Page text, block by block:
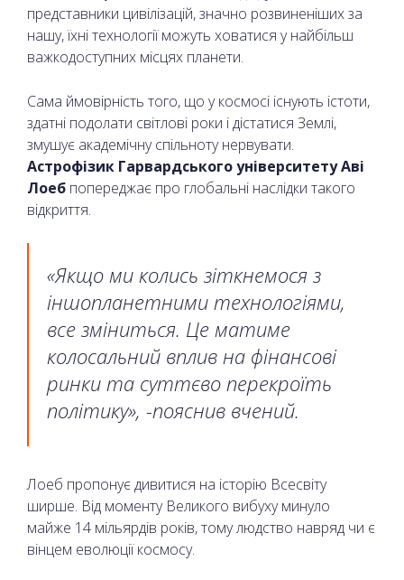
представники цивілізацій, значно розвиненіших за
нашу, їхні технології можуть ховатися у найбільш
важкодоступних місцях планети.
Сама ймовірність того, що у космосі існують істоти,
здатні подолати світлові роки і дістатися Землі,
змушує академічну спільноту нервувати.
Астрофізик Гарвардського університету Аві
Лоеб попереджає про глобальні наслідки такого
відкриття.
«Якщо ми колись зіткнемося з
іншопланетними технологіями,
все зміниться. Це матиме
колосальний вплив на фінансові
ринки та суттєво перекроїть
політику», -пояснив вчений.
Лоеб пропонує дивитися на історію Всесвіту
ширше. Від моменту Великого вибуху минуло
майже 14 мільярдів років, тому людство навряд чи є
вінцем еволюції космосу.